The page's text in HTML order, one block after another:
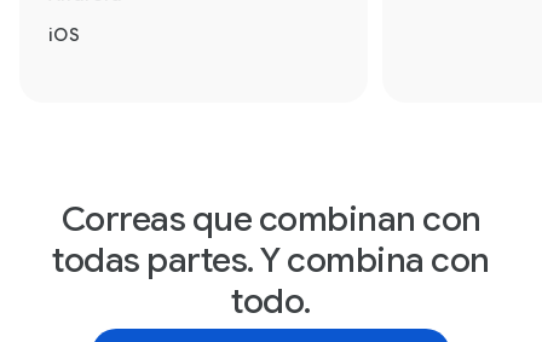
iOS
Correas que combinan con
todas partes. Y combina con
todo.